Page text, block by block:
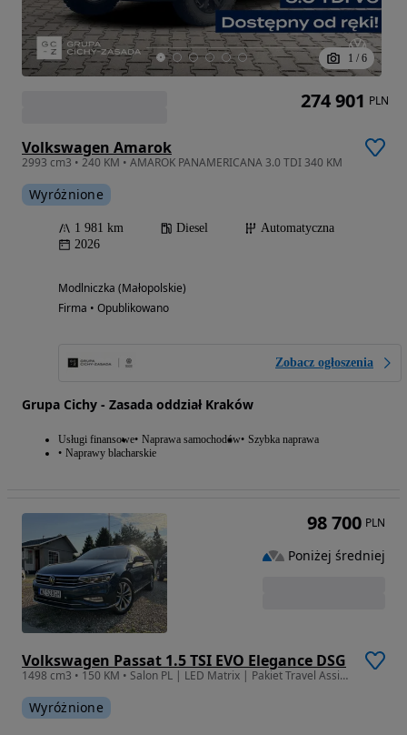
1 / 6
Volkswagen Amarok
2993 cm3 • 240 KM • AMAROK PANAMERICANA 3.0 TDI 340 KM
Wyróżnione
1 981 km Diesel
Automatyczna
2026
Modlniczka (Małopolskie)
Firma • Opublikowano
Zobacz ogłoszenia
Grupa Cichy - Zasada oddział Kraków
Usługi finansowe Naprawa samochodów Szybka naprawa
Naprawy blacharskie
274 901 PLN
Volkswagen Passat 1.5 TSI EVO Elegance DSG
1498 cm3 • 150 KM • Salon PL | LED Matrix | Pakiet Travel Assist | Bezwypadkowy |
Wyróżnione
98 700 PLN
Poniżej średniej